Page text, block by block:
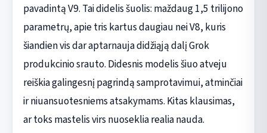
pavadintą V9. Tai didelis šuolis: maždaug 1,5 trilijono
parametrų, apie tris kartus daugiau nei V8, kuris
šiandien vis dar aptarnauja didžiąją dalį Grok
produkcinio srauto. Didesnis modelis šiuo atveju
reiškia galingesnį pagrindą samprotavimui, atminčiai
ir niuansuotesniems atsakymams. Kitas klausimas,
ar toks mastelis virs nuoseklia realia nauda.